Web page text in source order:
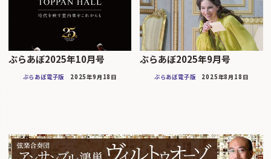
ぶらあぼ2025年10月号
ぶらあぼ電子版 2025年9月18日
ぶらあぼ2025年9月号
ぶらあぼ電子版 2025年8月18日